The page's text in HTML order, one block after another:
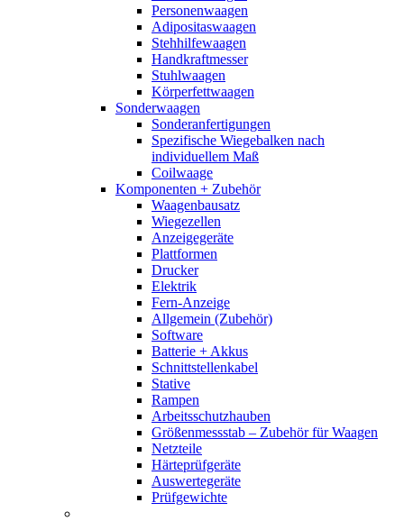
Personenwaagen
Adipositaswaagen
Stehhilfewaagen
Handkraftmesser
Stuhlwaagen
Körperfettwaagen
Sonderwaagen
Sonderanfertigungen
Spezifische Wiegebalken nach
individuellem Maß
Coilwaage
Komponenten + Zubehör
Waagenbausatz
Wiegezellen
Anzeigegeräte
Plattformen
Drucker
Elektrik
Fern-Anzeige
Allgemein (Zubehör)
Software
Batterie + Akkus
Schnittstellenkabel
Stative
Rampen
Arbeitsschutzhauben
Größenmessstab – Zubehör für Waagen
Netzteile
Härteprüfgeräte
Auswertegeräte
Prüfgewichte